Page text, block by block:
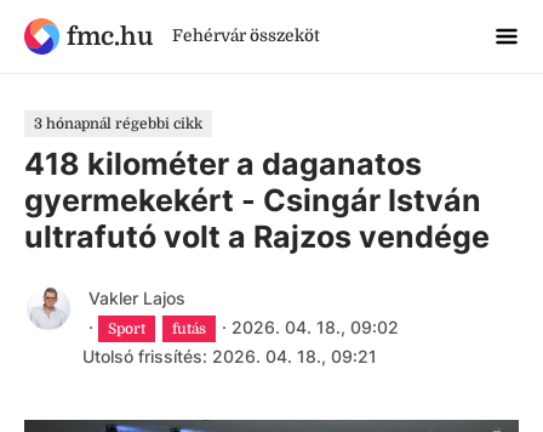
fmc.hu Fehérvár összeköt
3 hónapnál régebbi cikk
418 kilométer a daganatos
gyermekekért - Csingár István
ultrafutó volt a Rajzos vendége
Vakler Lajos
·
Sport futás · 2026. 04. 18., 09:02
Utolsó frissítés: 2026. 04. 18., 09:21